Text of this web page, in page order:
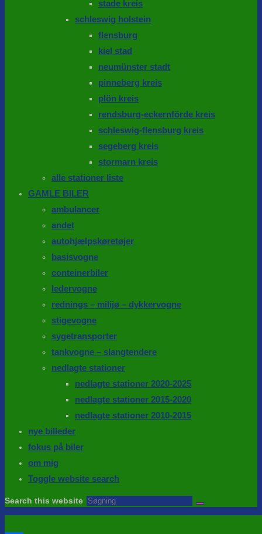
stade kreis
schleswig holstein
flensburg
kiel stad
neumünster stadt
pinneberg kreis
plön kreis
rendsburg-eckernförde kreis
schleswig-flensburg kreis
segeberg kreis
stormarn kreis
alle stationer liste
GAMLE BILER
ambulancer
andet
autohjælpskøretøjer
basisvogne
conteinerbiler
ledervogne
rednings – milijø – dykkervogne
stigevogne
sygetransporter
tankvogne – slangtendere
nedlagte stationer
nedlagte stationer 2020-2025
nedlagte stationer 2015-2020
nedlagte stationer 2010-2015
nye billeder
fokus på biler
om mig
Toggle website search
Search this website